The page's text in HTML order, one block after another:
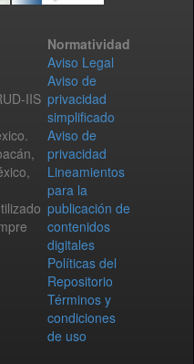
IIS
Normatividad
Aviso Legal
Aviso de
privacidad
simplificado
Aviso de
privacidad
Lineamientos
para la
publicación de
contenidos
digitales
Políticas del
Repositorio
Términos y
condiciones
de uso